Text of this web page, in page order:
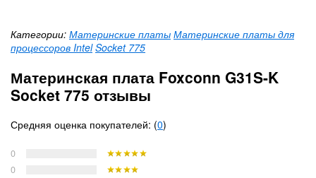
Категории: Материнские платы Материнские платы для
процессоров Intel Socket 775
Материнская плата Foxconn G31S-K
Socket 775 отзывы
Средняя оценка покупателей: (0)
0
0